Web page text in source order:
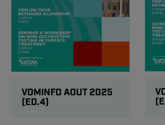
VOMINFO AOUT 2025
(ED.4)